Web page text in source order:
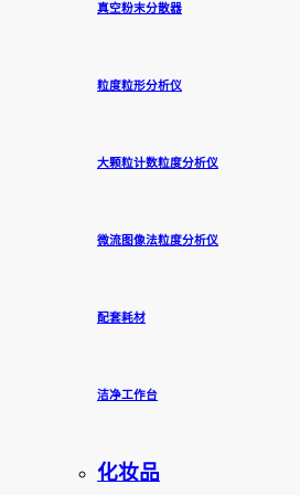
真空粉末分散器
粒度粒形分析仪
大颗粒计数粒度分析仪
微流图像法粒度分析仪
配套耗材
洁净工作台
化妆品